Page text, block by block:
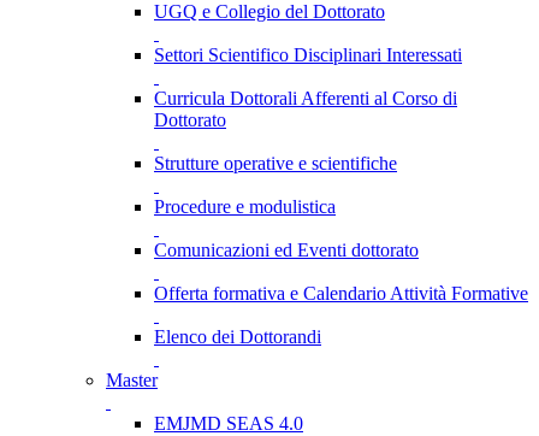
UGQ e Collegio del Dottorato
Settori Scientifico Disciplinari Interessati
Curricula Dottorali Afferenti al Corso di
Dottorato
Strutture operative e scientifiche
Procedure e modulistica
Comunicazioni ed Eventi dottorato
Offerta formativa e Calendario Attività Formative
Elenco dei Dottorandi
Master
EMJMD SEAS 4.0